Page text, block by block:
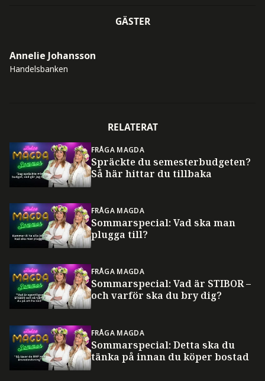
GÄSTER
Annelie Johansson
Handelsbanken
RELATERAT
FRÅGA MAGDA
Spräckte du semesterbudgeten?
Så här hittar du tillbaka
FRÅGA MAGDA
Sommarspecial: Vad ska man
plugga till?
FRÅGA MAGDA
Sommarspecial: Vad är STIBOR –
och varför ska du bry dig?
FRÅGA MAGDA
Sommarspecial: Detta ska du
tänka på innan du köper bostad